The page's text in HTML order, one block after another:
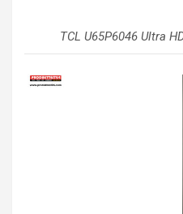
TCL U65P6046 Ultra